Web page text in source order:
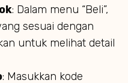
: Dalam menu “Beli”,
sesuai dengan
untuk melihat detail
: Masukkan kode